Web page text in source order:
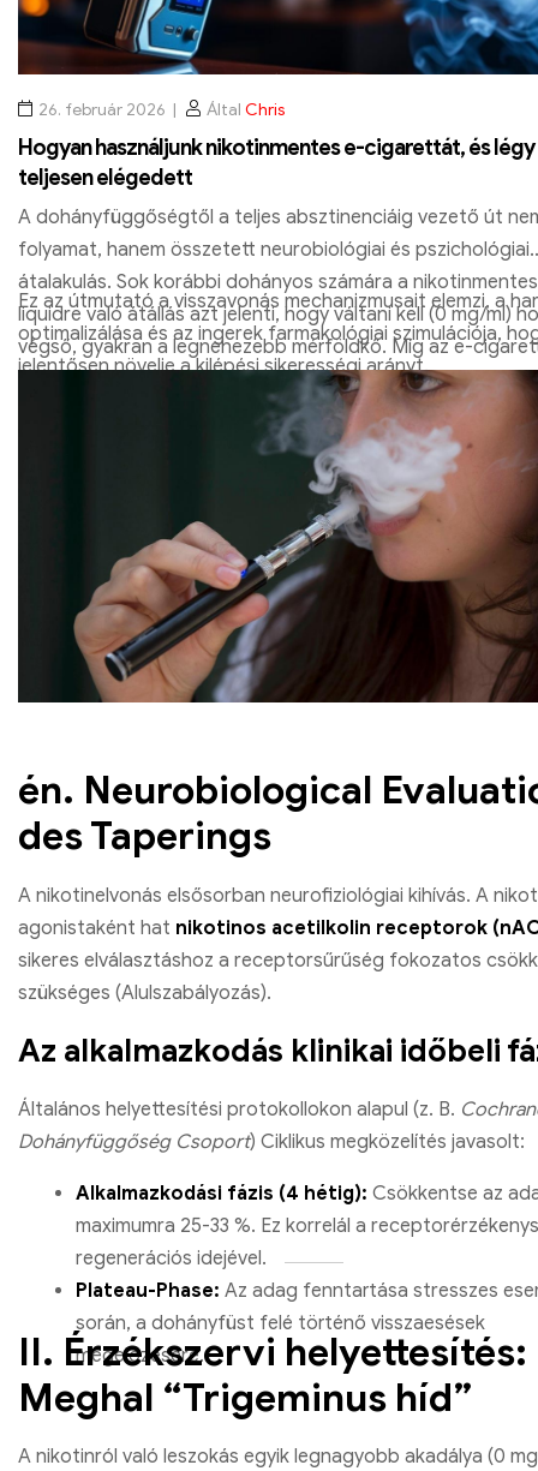
26. február 2026 Által Chris
Hogyan használjunk nikotinmentes e-cigarettát, és légy
teljesen elégedett
A dohányfüggőségtől a teljes absztinenciáig vezető út
folyamat, hanem összetett neurobiológiai és pszichológiai
átalakulás. Sok korábbi dohányos számára a
liquidre való átállás azt jelenti, hogy váltani kell (0 mg/ml)
végső, gyakran a legnehezebb mérföldkő. Míg az e-
elsősorban eszközként használjákDohányártalom
szolgál, A „0 mg-os fázis” célja a
Ez az útmutató a visszavonás mechanizmusait elemzi, a
optimalizálása és az ingerek farmakológiai szimulációja,
jelentősen növelje a kilépési sikerességi arányt.
én. Neurobiological
des Taperings
A nikotinelvonás elsősorban neurofiziológiai kihívás. A
agonistaként hat nikotinos acetilkolin receptorok
sikeres elválasztáshoz a receptorsűrűség fokozatos
szükséges (Alulszabályozás).
Az alkalmazkodás klinikai időbeli
Általános helyettesítési protokollokon alapul (z. B.
Dohányfüggőség Csoport) Ciklikus megközelítés javasolt:
Alkalmazkodási fázis (4 hétig): Csökkentse az
maximumra 25-33 %. Ez korrelál a
regenerációs idejével.
Plateau-Phase: Az adag fenntartása stresszes
során, a dohányfüst felé történő visszaesések
megelőzésére.
II. Érzékszervi helyettesítés:
Meghal “Trigeminus híd”
A nikotinról való leszokás egyik legnagyobb akadálya (0